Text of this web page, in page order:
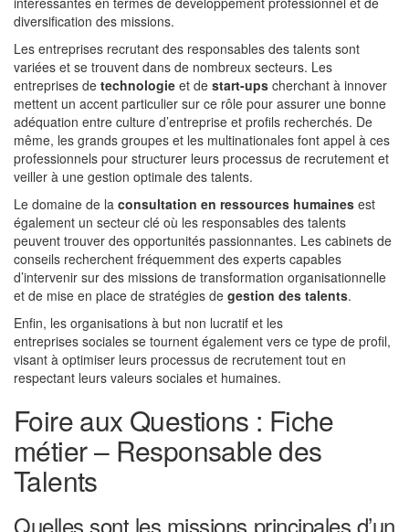
diversification des missions.
Les entreprises recrutant des responsables des talents sont
variées et se trouvent dans de nombreux secteurs. Les
entreprises de technologie et de start-ups cherchant à innover
mettent un accent particulier sur ce rôle pour assurer une bonne
adéquation entre culture d’entreprise et profils recherchés. De
même, les grands groupes et les multinationales font appel à ces
professionnels pour structurer leurs processus de recrutement et
veiller à une gestion optimale des talents.
Le domaine de la consultation en ressources humaines est
également un secteur clé où les responsables des talents
peuvent trouver des opportunités passionnantes. Les cabinets de
conseils recherchent fréquemment des experts capables
d’intervenir sur des missions de transformation organisationnelle
et de mise en place de stratégies de gestion des talents.
Enfin, les organisations à but non lucratif et les
entreprises sociales se tournent également vers ce type de profil,
visant à optimiser leurs processus de recrutement tout en
respectant leurs valeurs sociales et humaines.
Foire aux Questions : Fiche
métier – Responsable des
Talents
Quelles sont les missions principales d’un